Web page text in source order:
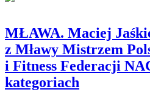
MŁAWA. Maciej
z Mławy Mistrzem
i Fitness Federacji
kategoriach